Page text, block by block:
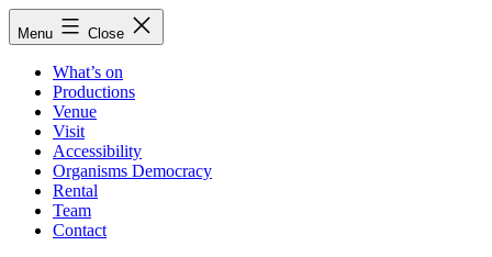
Skip
toMenu Close
What’s on
Productions
Venue
Visit
Accessibility
Organisms Democracy
Rental
Team
Contact